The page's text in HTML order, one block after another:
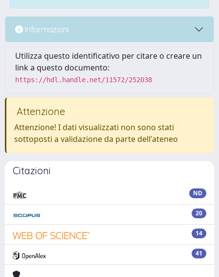
Informazioni
Utilizza questo identificativo per citare o creare un
link a questo documento:
https://hdl.handle.net/11572/252038
Attenzione
Attenzione! I dati visualizzati non sono stati
sottoposti a validazione da parte dell'ateneo
Citazioni
ND
20
14
41